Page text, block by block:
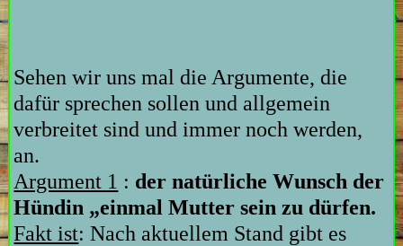
Sehen wir uns mal die Argumente, die
dafür sprechen sollen und allgemein
verbreitet sind und immer noch werden,
an.
Argument 1 : der natürliche Wunsch der
Hündin „einmal Mutter sein zu dürfen.
Fakt ist: Nach aktuellem Stand gibt es